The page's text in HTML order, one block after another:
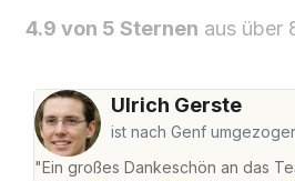
4.9 von 5 Sternen aus über
Ulrich Gerste
ist nach Genf
"Ein großes Dankeschön an das